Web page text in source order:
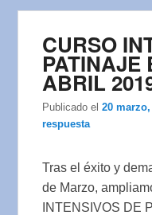
CURSO
PATINAJE
ABRIL
Publicado el20 marzo,
respuesta
Tras el éxito y
de Marzo,
INTENSIVOS DE